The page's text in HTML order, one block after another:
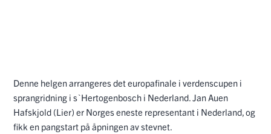
Denne helgen arrangeres det europafinale i verdenscupen i
sprangridning i s`Hertogenbosch i Nederland. Jan Auen
Hafskjold (Lier) er Norges eneste representant i Nederland, og
fikk en pangstart på åpningen av stevnet.